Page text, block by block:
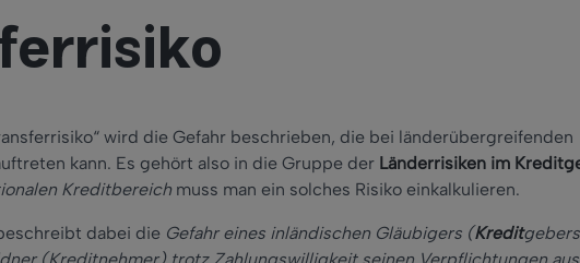
wird die Gefahr beschrieben, die bei länderübergreifenden
kann. Es gehört also in die Gruppe der Länderrisiken im
Kreditbereichmuss man ein solches Risiko einkalkulieren.
dabei die Gefahr eines inländischen Gläubigers (Kredit